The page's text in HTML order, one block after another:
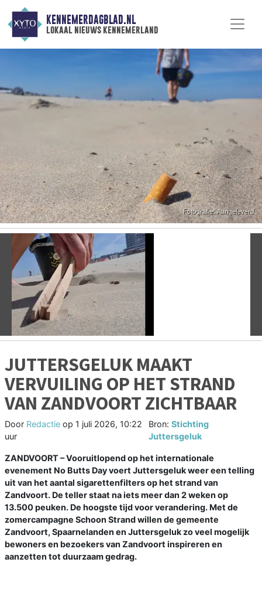
KENNEMERDAGBLAD.NL
lokaal nieuws kennemerland
JUTTERSGELUK MAAKT
VERVUILING OP HET STRAND
VAN ZANDVOORT ZICHTBAAR
Door Redactie op 1 juli 2026, 10:22
uur
Bron: Stichting
Juttersgeluk
ZANDVOORT – Vooruitlopend op het internationale
evenement No Butts Day voert Juttersgeluk weer een telling
uit van het aantal sigarettenfilters op het strand van
Zandvoort. De teller staat na iets meer dan 2 weken op
13.500 peuken. De hoogste tijd voor verandering. Met de
zomercampagne Schoon Strand willen de gemeente
Zandvoort, Spaarnelanden en Juttersgeluk zo veel mogelijk
bewoners en bezoekers van Zandvoort inspireren en
aanzetten tot duurzaam gedrag.